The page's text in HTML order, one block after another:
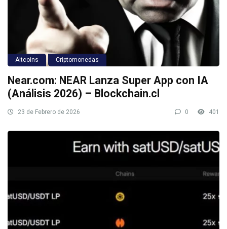
Altcoins Criptomonedas
Near.com: NEAR Lanza Super App con IA
(Análisis 2026) – Blockchain.cl
23 de Febrero de 2026 0 401